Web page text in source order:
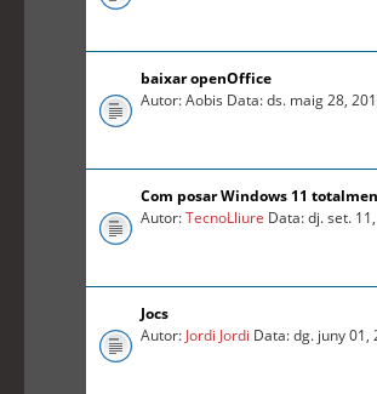
baixar openOffice
Autor: Aobis Data: ds. maig 28,
Com posar Windows 11
Autor:TecnoLliure Data: dj. set.
Jocs
Autor: Jordi Jordi Data: dg. juny 01,